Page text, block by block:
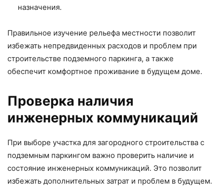
назначения.
Правильное изучение рельефа местности позволит
избежать непредвиденных расходов и проблем при
строительстве подземного паркинга, а также
обеспечит комфортное проживание в будущем доме.
Проверка наличия
инженерных коммуникаций
При выборе участка для загородного строительства с
подземным паркингом важно проверить наличие и
состояние инженерных коммуникаций. Это позволит
избежать дополнительных затрат и проблем в будущем.